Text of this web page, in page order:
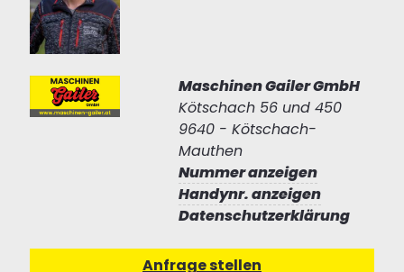
Maschinen Gailer GmbH
Kötschach 56 und 450
9640 - Kötschach-
Mauthen
Nummer anzeigen
Handynr. anzeigen
Datenschutzerklärung